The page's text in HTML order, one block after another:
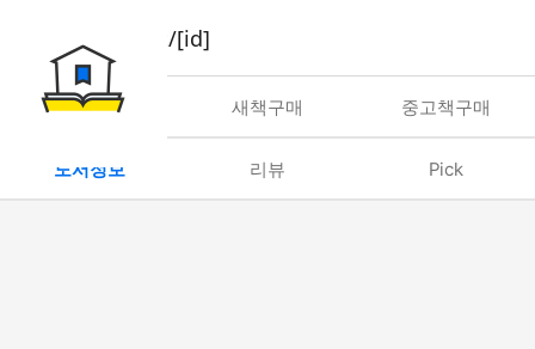
book/rent/[id]
대여 새책구매 중고책구매
도서정보 리뷰 Pick